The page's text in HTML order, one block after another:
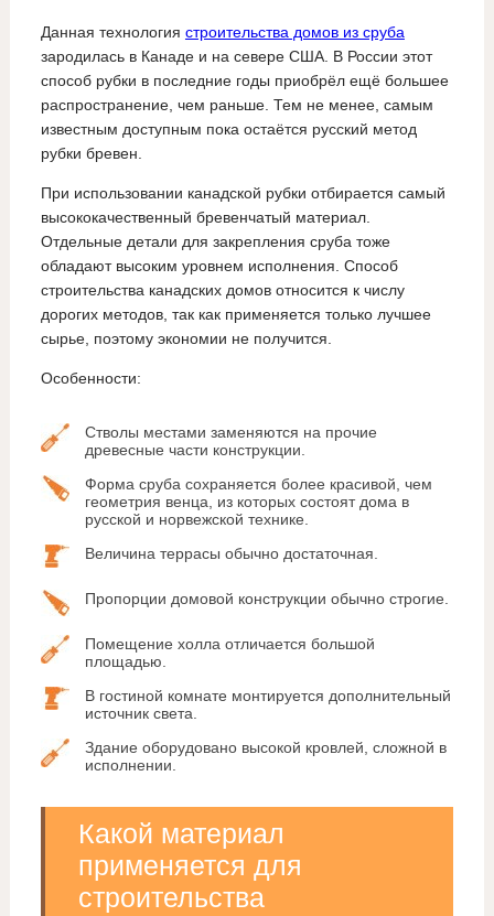
Данная технология строительства домов из сруба
зародилась в Канаде и на севере США. В России этот
способ рубки в последние годы приобрёл ещё большее
распространение, чем раньше. Тем не менее, самым
известным доступным пока остаётся русский метод
рубки бревен.
При использовании канадской рубки отбирается самый
высококачественный бревенчатый материал.
Отдельные детали для закрепления сруба тоже
обладают высоким уровнем исполнения. Способ
строительства канадских домов относится к числу
дорогих методов, так как применяется только лучшее
сырье, поэтому экономии не получится.
Особенности:
Стволы местами заменяются на прочие
древесные части конструкции.
Форма сруба сохраняется более красивой, чем
геометрия венца, из которых состоят дома в
русской и норвежской технике.
Величина террасы обычно достаточная.
Пропорции домовой конструкции обычно строгие.
Помещение холла отличается большой
площадью.
В гостиной комнате монтируется дополнительный
источник света.
Здание оборудовано высокой кровлей, сложной в
исполнении.
Какой материал
применяется для
строительства